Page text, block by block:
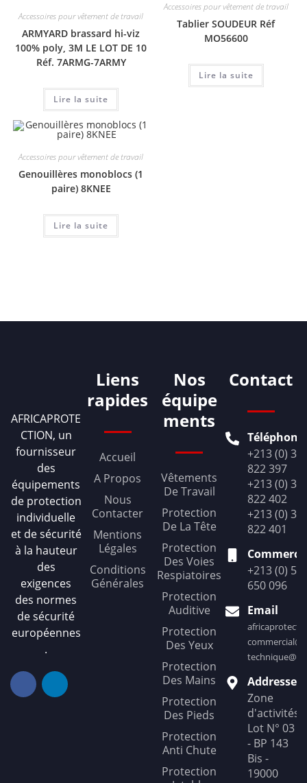
Accessoires pour vêtement de travail
ARMYARD brassard hi-viz
100% poly, 3M LE LOT DE 10
Réf. 7ARMG-7ARMY
Lire la suite
Accessoires pour vêtement de travail
Tablier SOUDEUR Réf
MO56600
Lire la suite
Accessoires pour vêtement de travail
Genouillères monoblocs (1
paire) 8KNEE
Lire la suite
AFRICAPROTE
CTION, un
fournisseur
des
équipements
de protection
individuelle
et de sécurité
à la hauteur
des
exigences
des normes
de sécurité
européennes
.
Liens
rapides
Accueil
A Propos
Nous
Contacter
Mentions
Légales
Conditions
Générales
Nos
équipe
ments
Vêtements
De Travail
Protection
De La Tête
Protection
Des Voies
Respiatoires
Protection
Auditive
Protection
Des Yeux
Protection
Des Mains
Protection
Des Pieds
Protection
Anti Chute
Protection
Contact
Téléphone
+213 (0) 36
822 397
+213 (0) 36
822 402
+213 (0) 36
822 401
+213 (0)
650 096
Email
Addresse
Zone
d'activités
Lot N° 03
- BP 143
Bis -
19000